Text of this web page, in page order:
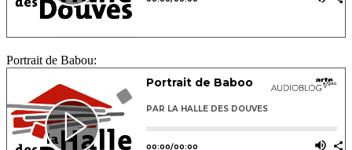
Portrait de Babou: